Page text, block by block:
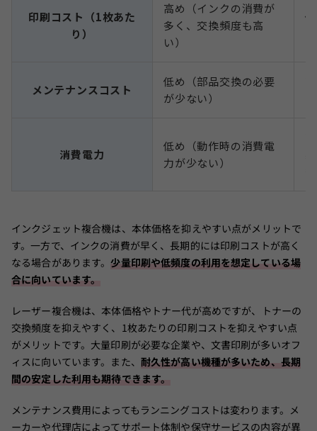
印刷コスト（1枚あた
り）
高め（インクの消費が
多く、交換頻度も高
い）
メンテナンスコスト
低め（部品交換の必要
が少ない）
消費電力
低め（動作時の消費電
力が少ない）
インクジェット複合機は、本体価格を抑えやすい点がメリットで
す。一方で、インクの消費が早く、長期的には印刷コストが高く
なる場合があります。少量印刷や低頻度の利用を想定している場
合に向いています。
レーザー複合機は、本体価格やトナー代が高めですが、トナーの
交換頻度を抑えやすく、1枚あたりの印刷コストを抑えやすい点
がメリットです。大量印刷が必要な企業や、文書印刷が多いオフ
ィスに向いています。また、 耐久性が高い機種が多いため、長期
間の安定した利用も期待できます。
メンテナンス費用によってもランニングコストは変わります。メ
ーカーや代理店によってサポート体制や保守サービスの内容が異